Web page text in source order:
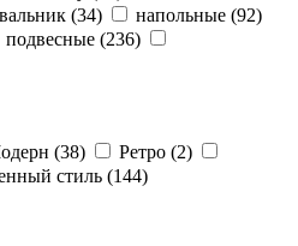
(34) напольные (92)
подвесные (236)
(38) Ретро (2)
стиль (144)